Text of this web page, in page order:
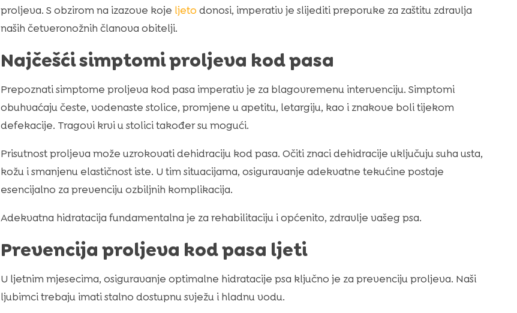
proljeva. S obzirom na izazove koje ljeto donosi, imperativ je slijediti preporuke za zaštitu zdravlja
naših četveronožnih članova obitelji.
Najčešći simptomi proljeva kod pasa
Prepoznati simptome proljeva kod pasa imperativ je za blagovremenu intervenciju. Simptomi
obuhvaćaju česte, vodenaste stolice, promjene u apetitu, letargiju, kao i znakove boli tijekom
defekacije. Tragovi krvi u stolici također su mogući.
Prisutnost proljeva može uzrokovati dehidraciju kod pasa. Očiti znaci dehidracije uključuju suha usta,
kožu i smanjenu elastičnost iste. U tim situacijama, osiguravanje adekvatne tekućine postaje
esencijalno za prevenciju ozbiljnih komplikacija.
Adekvatna hidratacija fundamentalna je za rehabilitaciju i općenito, zdravlje vašeg psa.
Prevencija proljeva kod pasa ljeti
U ljetnim mjesecima, osiguravanje optimalne hidratacije psa ključno je za prevenciju proljeva. Naši
ljubimci trebaju imati stalno dostupnu svježu i hladnu vodu.